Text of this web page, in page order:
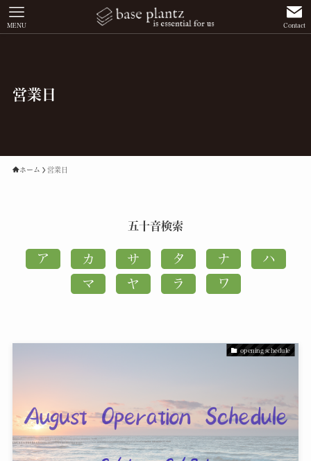
Contact
MENU
営業日
ホーム 営業日
五十音検索
opening schedule